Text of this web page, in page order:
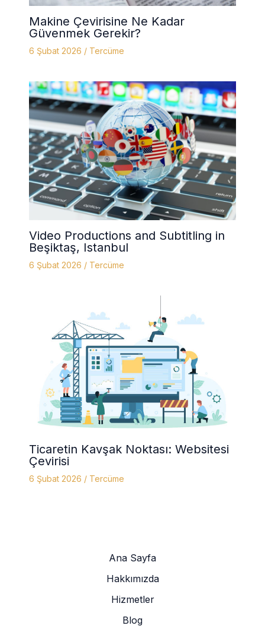
Makine Çevirisine Ne Kadar
Güvenmek Gerekir?
6 Şubat 2026 / Tercüme
Video Productions and Subtitling in
Beşiktaş, Istanbul
6 Şubat 2026 / Tercüme
Ticaretin Kavşak Noktası: Websitesi
Çevirisi
6 Şubat 2026 / Tercüme
Ana Sayfa
Hakkımızda
Hizmetler
Blog